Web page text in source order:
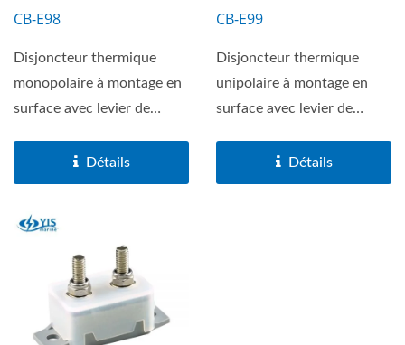
CB-E98
Disjoncteur thermique
monopolaire à montage en
surface avec levier de
Détails
CB-E99
Disjoncteur thermique
unipolaire à montage en
surface avec levier de
Détails